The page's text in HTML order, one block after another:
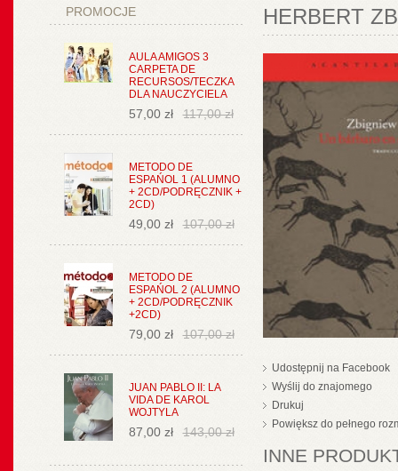
PROMOCJE
AULA AMIGOS 3
CARPETA DE
RECURSOS/TECZKA
DLA NAUCZYCIELA
57,00 zł 117,00 zł
METODO DE
ESPAŃOL 1 (ALUMNO
+ 2CD/PODRĘCZNIK +
2CD)
49,00 zł 107,00 zł
METODO DE
ESPAŃOL 2 (ALUMNO
+ 2CD/PODRĘCZNIK
+2CD)
79,00 zł 107,00 zł
JUAN PABLO II: LA
VIDA DE KAROL
WOJTYLA
87,00 zł 143,00 zł
HERBERT
Udostępnij na Facebook
Wyślij do znajomego
Drukuj
Powiększ do pełnego
INNE